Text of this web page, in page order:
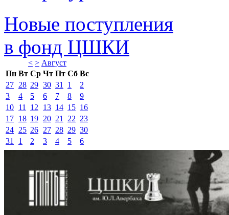
Новые поступления
в фонд ЦШКИ
< > Август
Пн Вт Ср Чт Пт Сб Вс
27 28 29 30 31 1
2
3
4 5 6 7 8
9
10 11 12 13 14 15 16
17 18 19 20 21 22 23
24 25 26 27 28 29 30
31
1 2 3 4 5 6